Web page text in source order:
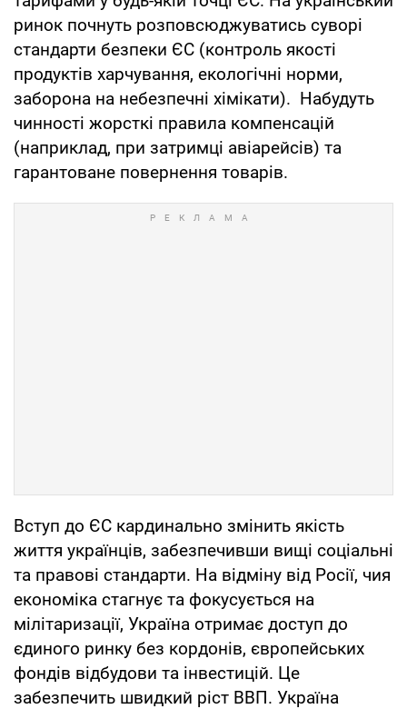
ринок почнуть розповсюджуватись суворі
стандарти безпеки ЄС (контроль якості
продуктів харчування, екологічні норми,
заборона на небезпечні хімікати). Набудуть
чинності жорсткі правила компенсацій
(наприклад, при затримці авіарейсів) та
гарантоване повернення товарів.
Вступ до ЄС кардинально змінить якість
життя українців, забезпечивши вищі соціальні
та правові стандарти. На відміну від Росії, чия
економіка стагнує та фокусується на
мілітаризації, Україна отримає доступ до
єдиного ринку без кордонів, європейських
фондів відбудови та інвестицій. Це
забезпечить швидкий ріст ВВП. Україна